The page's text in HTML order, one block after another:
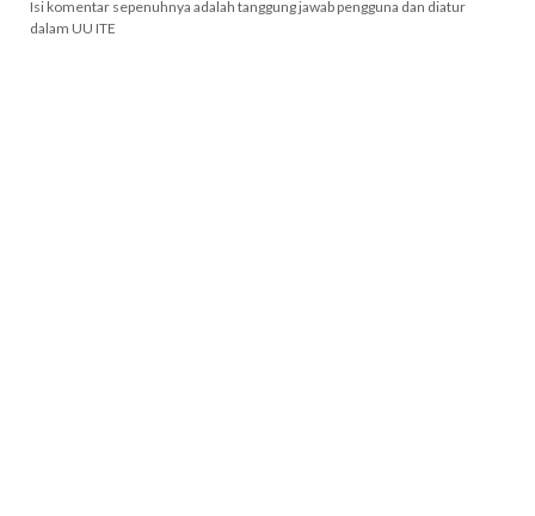
Isi komentar sepenuhnya adalah tanggung jawab pengguna dan diatur
dalam UU ITE